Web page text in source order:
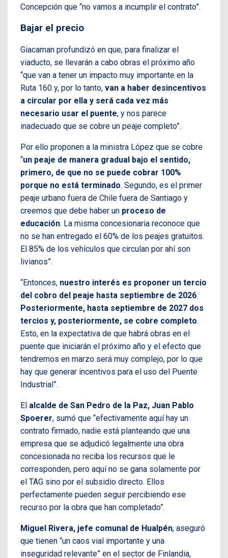
Concepción que “no vamos a incumplir el contrato”.
Bajar el precio
Giacaman profundizó en que, para finalizar el
viaducto, se llevarán a cabo obras el próximo año
“que van a tener un impacto muy importante en la
Ruta 160 y, por lo tanto, van a haber desincentivos
a circular por ella y será cada vez más
necesario usar el puente, y nos parece
inadecuado que se cobre un peaje completo”.
Por ello proponen a la ministra López que se cobre
“un peaje de manera gradual bajo el sentido,
primero, de que no se puede cobrar 100%
porque no está terminado. Segundo, es el primer
peaje urbano fuera de Chile fuera de Santiago y
creemos que debe haber un proceso de
educación. La misma concesionaria reconoce que
no se han entregado el 60% de los peajes gratuitos.
El 85% de los vehículos que circulan por ahí son
livianos”.
“Entonces, nuestro interés es proponer un tercio
del cobro del peaje hasta septiembre de 2026.
Posteriormente, hasta septiembre de 2027 dos
tercios y, posteriormente, se cobre completo.
Esto, en la expectativa de que habrá obras en el
puente que iniciarán el próximo año y el efecto que
tendremos en marzo será muy complejo, por lo que
hay que generar incentivos para el uso del Puente
Industrial”.
El alcalde de San Pedro de la Paz, Juan Pablo
Spoerer, sumó que “efectivamente aquí hay un
contrato firmado, nadie está planteando que una
empresa que se adjudicó legalmente una obra
concesionada no reciba los recursos que le
corresponden, pero aquí no se gana solamente por
el TAG sino por el subsidio directo. Ellos
perfectamente pueden seguir percibiendo ese
recurso por la obra que han completado”.
Miguel Rivera, jefe comunal de Hualpén, aseguró
que tienen “un caos vial importante y una
inseguridad relevante” en el sector de Finlandia,